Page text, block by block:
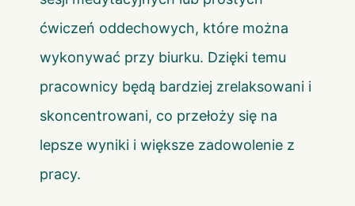
ćwiczeń oddechowych, które można
wykonywać przy biurku. Dzięki temu
pracownicy będą bardziej zrelaksowani i
skoncentrowani, co przełoży się na
lepsze wyniki i większe zadowolenie z
pracy.